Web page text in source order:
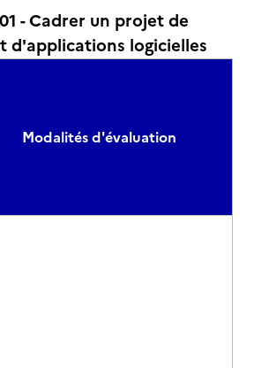
- Cadrer un projet de
d'applications logicielles
Modalités d'évaluation